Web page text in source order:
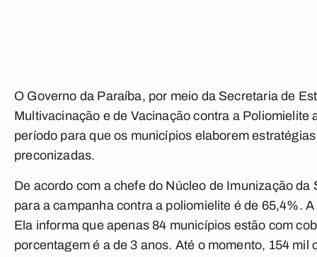
O Governo da Paraíba, por meio da Secretaria de
Multivacinação e de Vacinação contra a
período para que os municípios elaborem
preconizadas.
De acordo com a chefe do Núcleo de Imunização
para a campanha contra a poliomielite é de 65,4%.
Ela informa que apenas 84 municípios estão com
porcentagem é a de 3 anos. Até o momento, 154